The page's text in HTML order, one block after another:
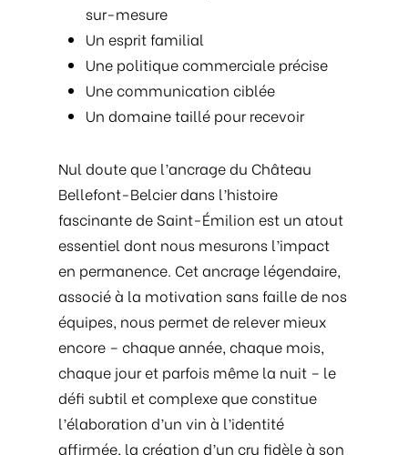
sur-mesure
Un esprit familial
Une politique commerciale précise
Une communication ciblée
Un domaine taillé pour recevoir
Nul doute que l’ancrage du Château
Bellefont-Belcier dans l’histoire
fascinante de Saint-Émilion est un atout
essentiel dont nous mesurons l’impact
en permanence. Cet ancrage légendaire,
associé à la motivation sans faille de nos
équipes, nous permet de relever mieux
encore – chaque année, chaque mois,
chaque jour et parfois même la nuit – le
défi subtil et complexe que constitue
l’élaboration d’un vin à l’identité
affirmée, la création d’un cru fidèle à son